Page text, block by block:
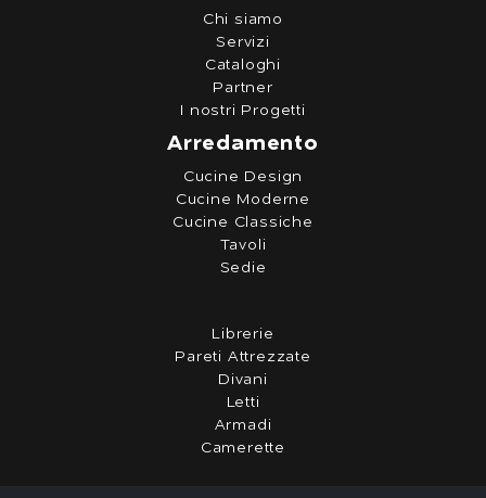
Chi siamo
Servizi
Cataloghi
Partner
I nostri Progetti
Arredamento
Cucine Design
Cucine Moderne
Cucine Classiche
Tavoli
Sedie
Librerie
Pareti Attrezzate
Divani
Letti
Armadi
Camerette